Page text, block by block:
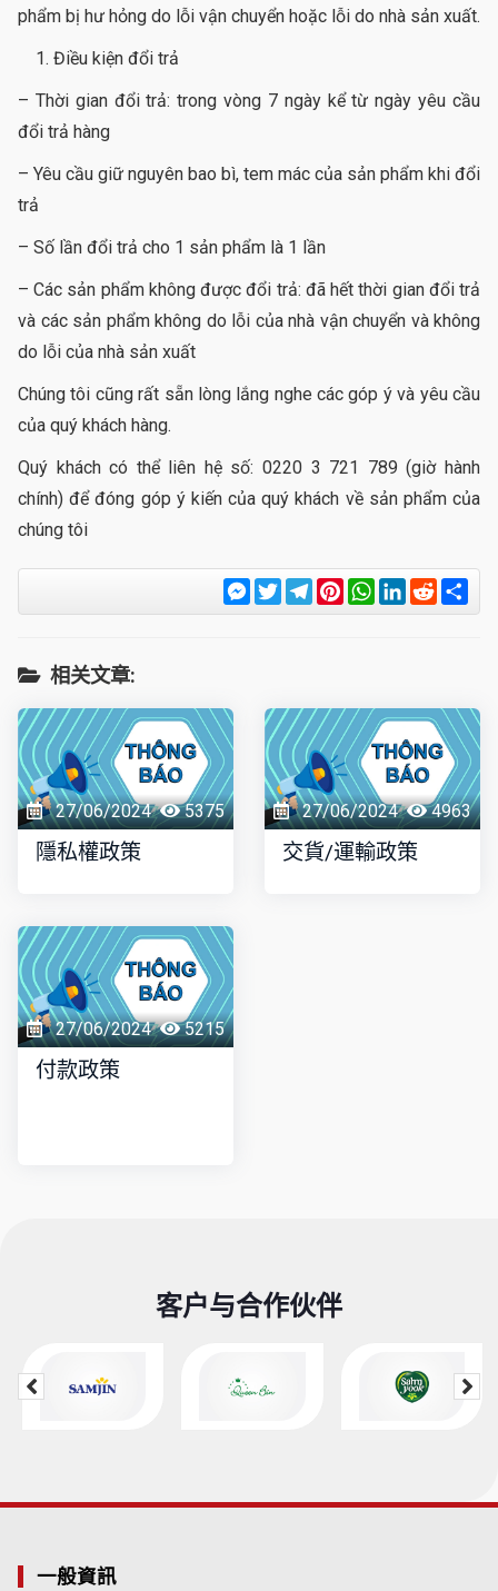
phẩm bị hư hỏng do lỗi vận chuyển hoặc lỗi do nhà sản xuất.
Điều kiện đổi trả
– Thời gian đổi trả: trong vòng 7 ngày kể từ ngày yêu cầu
đổi trả hàng
– Yêu cầu giữ nguyên bao bì, tem mác của sản phẩm khi đổi
trả
– Số lần đổi trả cho 1 sản phẩm là 1 lần
– Các sản phẩm không được đổi trả: đã hết thời gian đổi trả
và các sản phẩm không do lỗi của nhà vận chuyển và không
do lỗi của nhà sản xuất
Chúng tôi cũng rất sẵn lòng lắng nghe các góp ý và yêu cầu
của quý khách hàng.
Quý khách có thể liên hệ số: 0220 3 721 789 (giờ hành
chính) để đóng góp ý kiến của quý khách về sản phẩm của
chúng tôi
Messenger
TwitterTelegram
Pinterest
WhatsApp
LinkedIn
Reddit
相关文章:
27/06/2024 5375
隱私權政策
27/06/2024 4963
交貨/運輸政策
27/06/2024 5215
付款政策
客户与合作伙伴
一般資訊